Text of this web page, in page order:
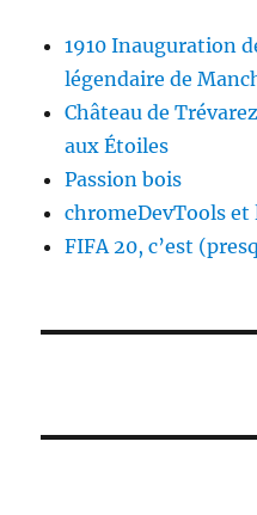
1910 Inauguration
légendaire de
Château de
aux Étoiles
Passion bois
chromeDevTools et
FIFA 20, c’est